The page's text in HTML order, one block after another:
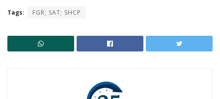
Tags: FGR; SAT; SHCP